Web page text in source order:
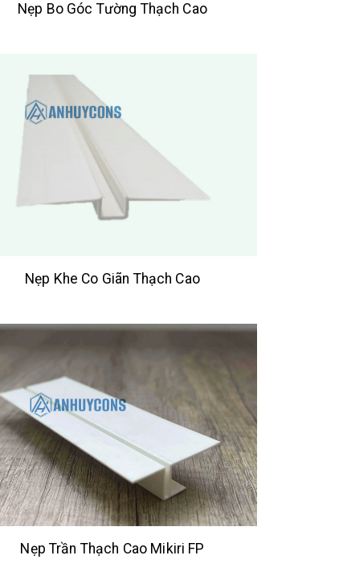
Nẹp Bo Góc Tường Thạch Cao
Nẹp Khe Co Giãn Thạch Cao
Nẹp Trần Thạch Cao Mikiri FP